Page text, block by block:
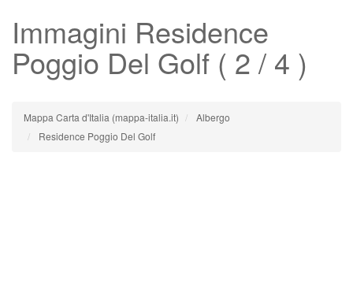
Immagini Residence
Poggio Del Golf ( 2 / 4 )
Mappa Carta d'Italia (mappa-italia.it)
Albergo
Residence Poggio Del Golf